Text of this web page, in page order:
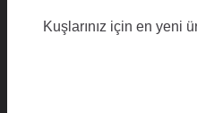
Kuşlarınız için en yeni